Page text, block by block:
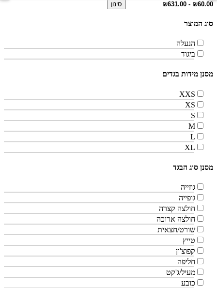
סינון
סוג המוצר
הנעלה
ביגוד
מסנן מידות בגדים
XXS
XS
S
M
L
XL
מסנן סוג הבגד
גוזייה
גופייה
חולצה קצרה
חולצה ארוכה
שורט/חצאית
טייץ
קפוצ'ון
חליפה
מעיל/ג'קט
כובע